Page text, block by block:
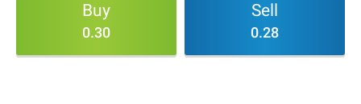
Buy
0.30
Sell
0.28